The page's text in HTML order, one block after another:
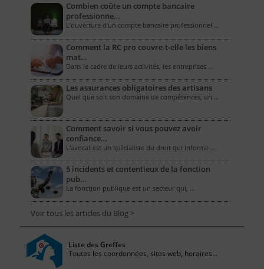
Combien coûte un compte bancaire
professionne…
L’ouverture d’un compte bancaire professionnel …
Comment la RC pro couvre-t-elle les biens
mat…
Dans le cadre de leurs activités, les entreprises …
Les assurances obligatoires des artisans
Quel que soit son domaine de compétences, un …
Comment savoir si vous pouvez avoir
confiance…
L'avocat est un spécialiste du droit qui informe …
5 incidents et contentieux de la fonction
pub…
La fonction publique est un secteur qui, …
Voir tous les articles du Blog >
Liste des Greffes
Toutes les coordonnées, sites web, horaires...